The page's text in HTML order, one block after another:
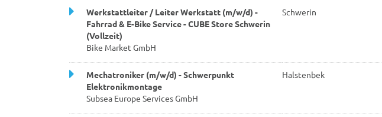
Werkstattleiter / Leiter Werkstatt (m/w/d) -
Fahrrad & E-Bike Service - CUBE Store Schwerin
(Vollzeit)
Bike Market GmbH
Schwerin
Mechatroniker (m/w/d) - Schwerpunkt
Elektronikmontage
Subsea Europe Services GmbH
Halstenbek